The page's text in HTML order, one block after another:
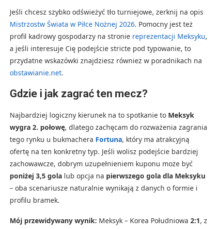
Jeśli chcesz szybko odświeżyć tło turniejowe, zerknij na opis
Mistrzostw Świata w Piłce Nożnej 2026. Pomocny jest też
profil kadrowy gospodarzy na stronie reprezentacji Meksyku,
a jeśli interesuje Cię podejście stricte pod typowanie, to
przydatne wskazówki znajdziesz również w poradnikach na
obstawianie.net.
Gdzie i jak zagrać ten mecz?
Najbardziej logiczny kierunek na to spotkanie to Meksyk
wygra 2. połowę, dlatego zachęcam do rozważenia zagrania
tego rynku u bukmachera Fortuna, który ma atrakcyjną
ofertę na ten konkretny typ. Jeśli wolisz podejście bardziej
zachowawcze, dobrym uzupełnieniem kuponu może być
poniżej 3,5 gola lub opcja na pierwszego gola dla Meksyku
– oba scenariusze naturalnie wynikają z danych o formie i
profilu bramek.
Mój przewidywany wynik: Meksyk – Korea Południowa 2:1, z